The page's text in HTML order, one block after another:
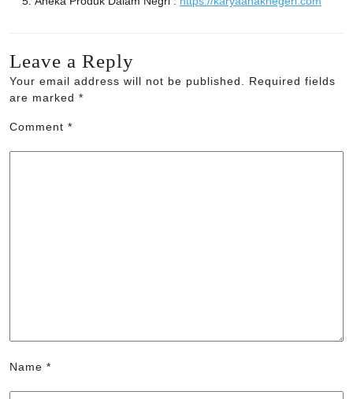
Leave a Reply
Your email address will not be published.
Required fields
are marked *
Comment *
Name *